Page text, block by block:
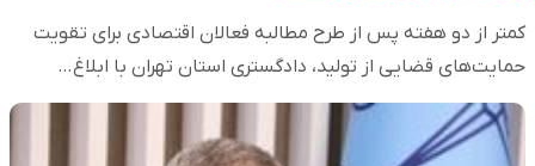
کمتر از دو هفته پس از طرح مطالبه فعالان اقتصادی برای تقویت
حمایت‌های قضایی از تولید، دادگستری استان تهران با ابلاغ…